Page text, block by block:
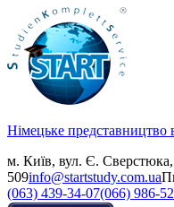
Німецьке представництво
м. Київ, вул. Є. Сверстюка,
509info@startstudy.com.ua
(063) 439-34-07(066) 986-